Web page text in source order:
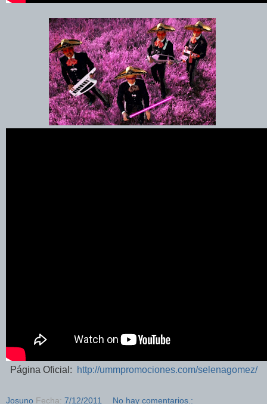
Página Oficial: http://ummpromociones.com/selenagomez/
Josuno Fecha: 7/12/2011 No hay comentarios.: